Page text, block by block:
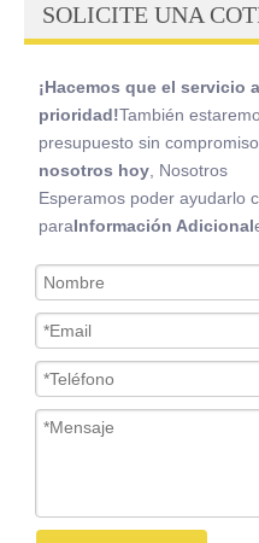
SOLICITE UNA
¡Hacemos que el servicio
prioridad!También
presupuesto sin compromiso.
nosotros hoy , Nosotros
Esperamos poder ayudarlo
paraInformación Adicional